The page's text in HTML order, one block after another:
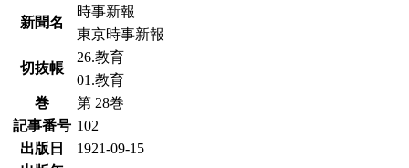
新聞名
時事新報
東京時事新報
切抜帳
26.教育
01.教育
巻
第 28巻
記事番号 102
出版日
1921-09-15